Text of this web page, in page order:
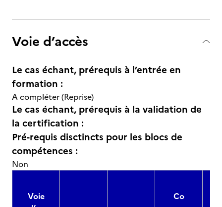
Voie d’accès
Le cas échant, prérequis à l’entrée en
formation :
A compléter (Reprise)
Le cas échant, prérequis à la validation de
la certification :
Pré-requis disctincts pour les blocs de
compétences :
Non
Voie
Co